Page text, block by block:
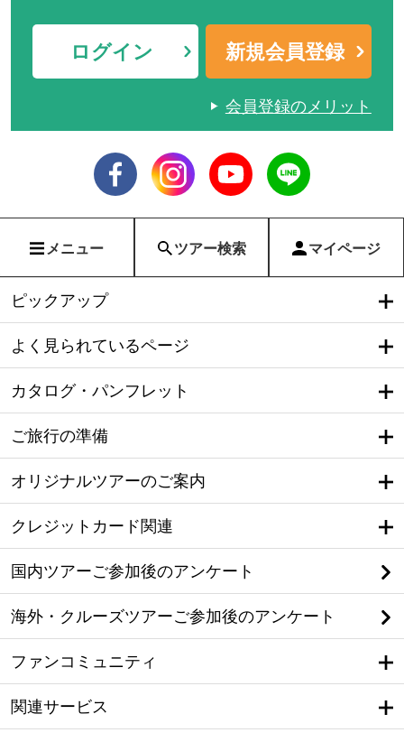
ログイン 新規会員登録
会員登録のメリット
メニュー ツアー検索 マイページ
ピックアップ
よく見られているページ
カタログ・パンフレット
ご旅行の準備
オリジナルツアーのご案内
クレジットカード関連
国内ツアーご参加後のアンケート
海外・クルーズツアーご参加後のアンケート
ファンコミュニティ
関連サービス